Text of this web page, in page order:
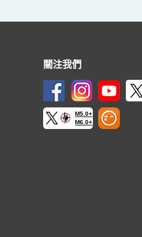
關注我們
M5.0+
M6.0+